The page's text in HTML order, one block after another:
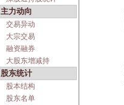
主力动向
交易异动
大宗交易
融资融券
大股东增减持
股东统计
股本结构
股东名单